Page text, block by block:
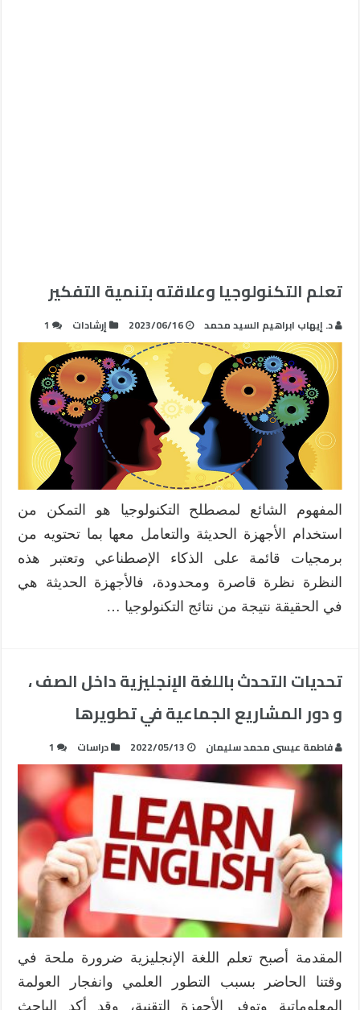
تعلم التكنولوجيا وعلاقته بتنمية التفكير
د. إيهاب ابراهيم السيد محمد 2023/06/16 إرشادات 1
المفهوم الشائع لمصطلح التكنولوجيا هو التمكن من
استخدام الأجهزة الحديثة والتعامل معها بما تحتويه من
برمجيات قائمة على الذكاء الإصطناعي وتعتبر هذه
النظرة نظرة قاصرة ومحدودة، فالأجهزة الحديثة هي
في الحقيقة نتيجة من نتائج التكنولوجيا …
تحديات التحدث باللغة الإنجليزية داخل الصف ،
و دور المشاريع الجماعية في تطويرها
فاطمة عيسى محمد سليمان 2022/05/13 دراسات 1
المقدمة أصبح تعلم اللغة الإنجليزية ضرورة ملحة في
وقتنا الحاضر بسبب التطور العلمي وانفجار العولمة
المعلوماتية وتوفر الأجهزة التقنية، وقد أكد الباحث